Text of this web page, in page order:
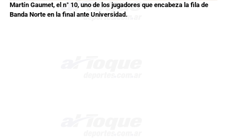
Martín Gaumet, el n° 10, uno de los jugadores que encabeza la fila de
Banda Norte en la final ante Universidad.